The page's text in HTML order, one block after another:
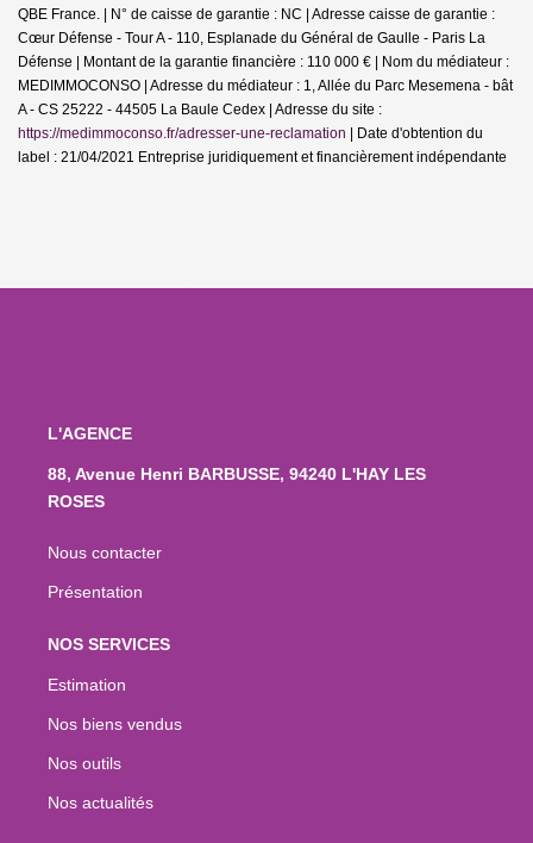
QBE France. | N° de caisse de garantie : NC | Adresse caisse de garantie :
Cœur Défense - Tour A - 110, Esplanade du Général de Gaulle - Paris La
Défense | Montant de la garantie financière : 110 000 € | Nom du médiateur :
MEDIMMOCONSO | Adresse du médiateur : 1, Allée du Parc Mesemena - bât
A - CS 25222 - 44505 La Baule Cedex | Adresse du site :
https://medimmoconso.fr/adresser-une-reclamation | Date d'obtention du
label : 21/04/2021 Entreprise juridiquement et financièrement indépendante
L'AGENCE
88, Avenue Henri BARBUSSE, 94240 L'HAY LES
ROSES
Nous contacter
Présentation
NOS SERVICES
Estimation
Nos biens vendus
Nos outils
Nos actualités